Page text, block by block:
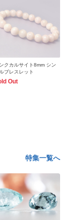
クカルサイト8mm シン
ブレスレット
Out
特集一覧へ